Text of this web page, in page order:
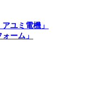
アユミ電機」
ーム」